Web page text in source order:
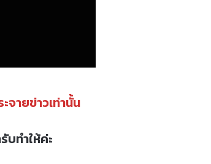
จายข่าวเท่านั้น
บทำให้ค่ะ